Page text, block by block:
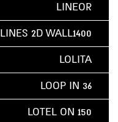
LINEOR
LINES 2D WALL1400
LOLITA
LOOP IN 36
LOTEL ON 150